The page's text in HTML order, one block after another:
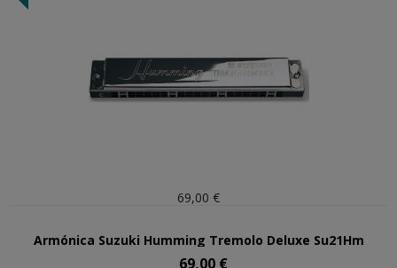
69,00 €
Armónica Suzuki Humming Tremolo Deluxe Su21Hm
Precio
69,00 €